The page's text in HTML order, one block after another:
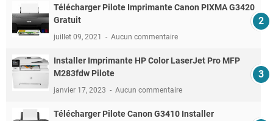
Télécharger Pilote Imprimante Canon PIXMA G3420
Gratuit
juillet 09, 2021 Aucun commentaire
Installer Imprimante HP Color LaserJet Pro MFP
M283fdw Pilote
janvier 17, 2023 Aucun commentaire
Télécharger Pilote Canon G3410 Installer